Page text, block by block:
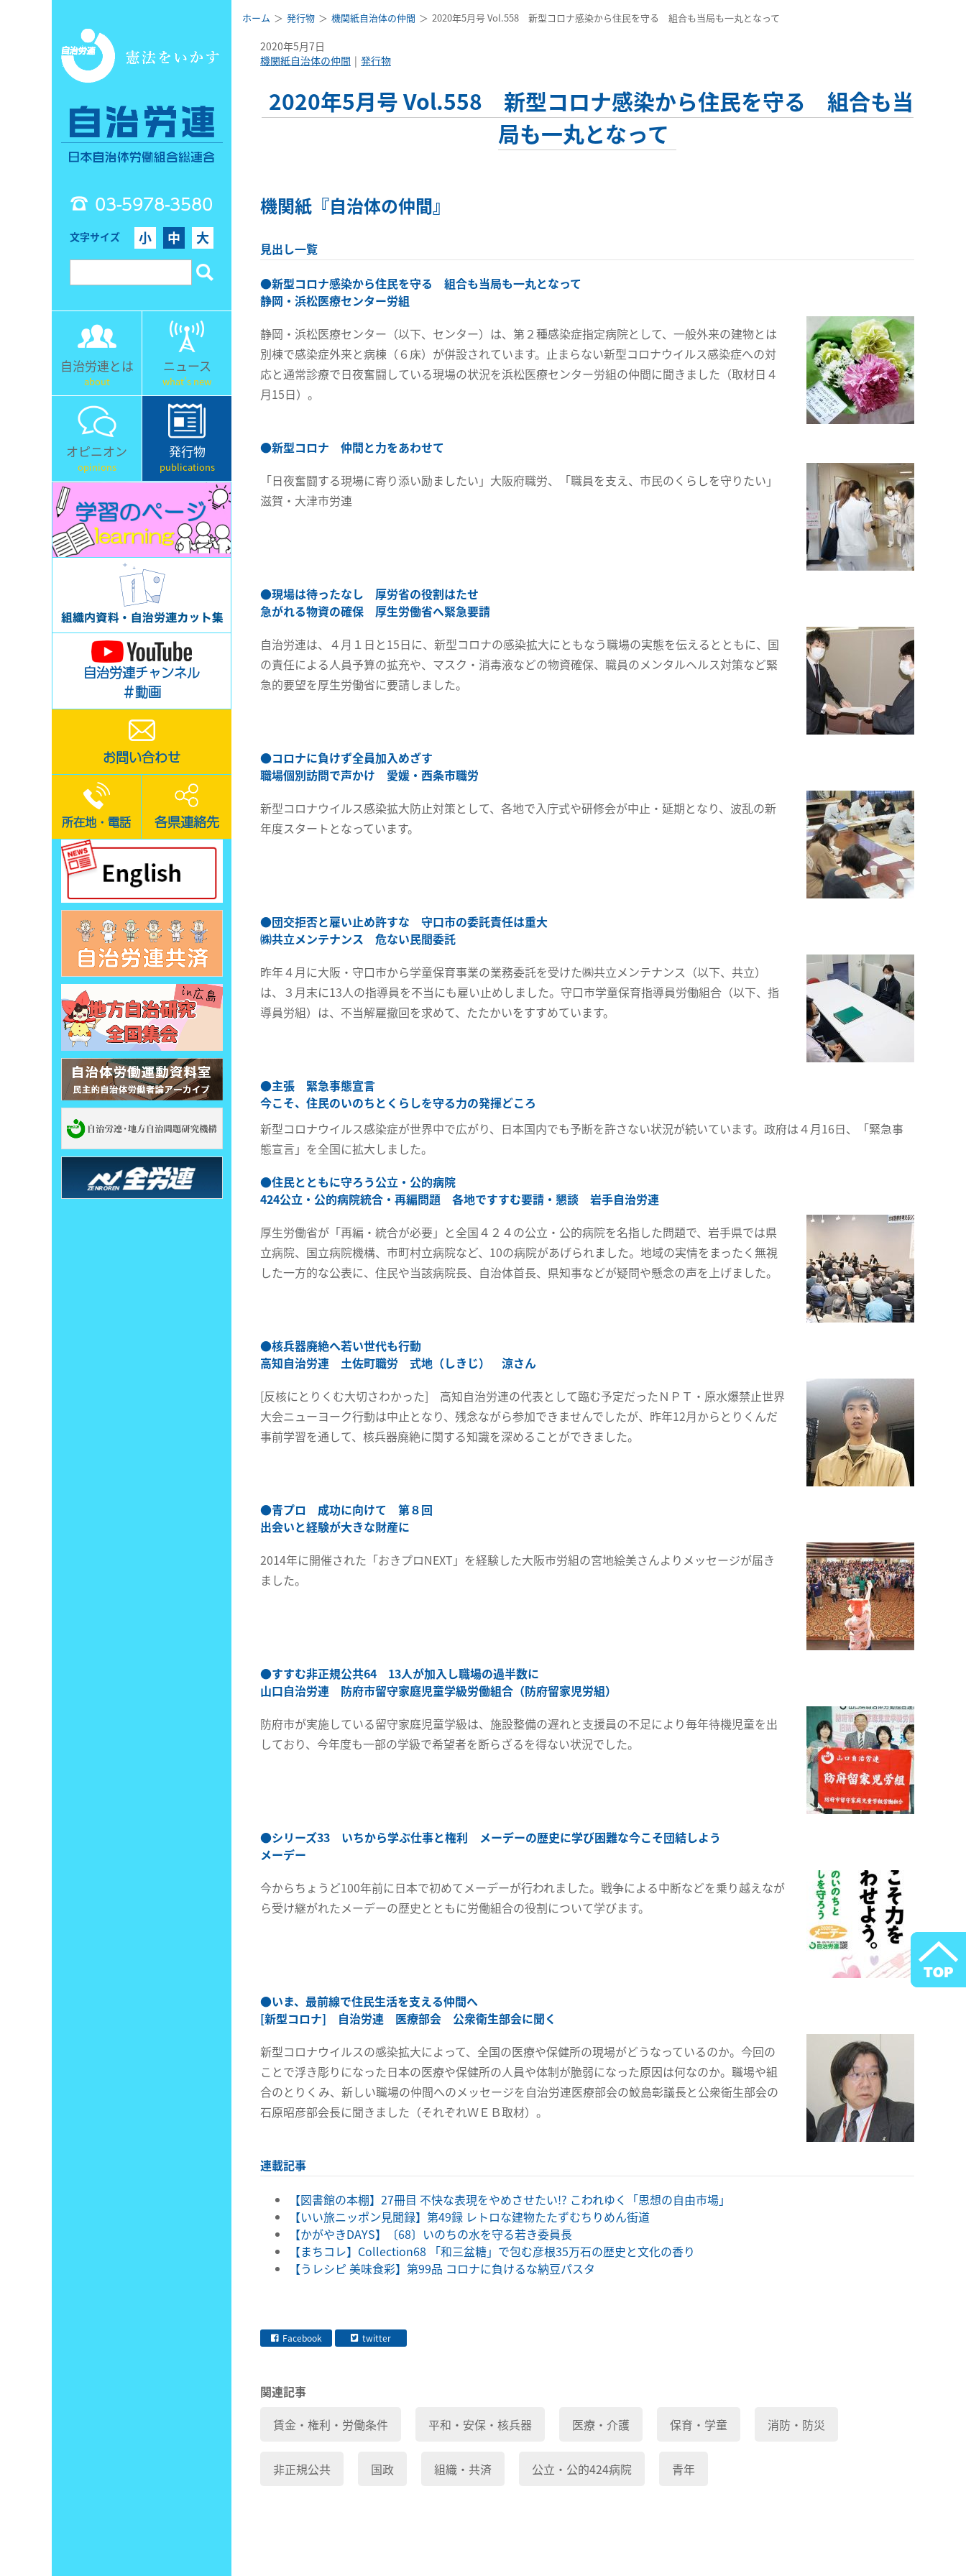
03-5978-3580
文字サイズ 小 中 大
自治労連とは
about
ニュース
what's new
オピニオン
opinions
発行物
publications
自治労連チャンネル
＃動画
お問い合わせ
所在地・電話 各県連絡先
ホーム 発行物 機関紙自治体の仲間 2020年5月号 Vol.558 新型コロナ感染から住民を守る 組合も当局も一丸となって
2020年5月7日
機関紙自治体の仲間
発行物
2020年5月号 Vol.558 新型コロナ感染から住民を守る 組合も当
局も一丸となって
機関紙『自治体の仲間』
見出し一覧
●新型コロナ感染から住民を守る 組合も当局も一丸となって
静岡・浜松医療センター労組
静岡・浜松医療センター（以下、センター）は、第２種感染症指定病院として、一般外来の建物とは
別棟で感染症外来と病棟（６床）が併設されています。止まらない新型コロナウイルス感染症への対
応と通常診療で日夜奮闘している現場の状況を浜松医療センター労組の仲間に聞きました（取材日４
月15日）。
●新型コロナ 仲間と力をあわせて
「日夜奮闘する現場に寄り添い励ましたい」大阪府職労、「職員を支え、市民のくらしを守りたい」
滋賀・大津市労連
●現場は待ったなし 厚労省の役割はたせ
急がれる物資の確保 厚生労働省へ緊急要請
自治労連は、４月１日と15日に、新型コロナの感染拡大にともなう職場の実態を伝えるとともに、国
の責任による人員予算の拡充や、マスク・消毒液などの物資確保、職員のメンタルヘルス対策など緊
急的要望を厚生労働省に要請しました。
●コロナに負けず全員加入めざす
職場個別訪問で声かけ 愛媛・西条市職労
新型コロナウイルス感染拡大防止対策として、各地で入庁式や研修会が中止・延期となり、波乱の新
年度スタートとなっています。
●団交拒否と雇い止め許すな 守口市の委託責任は重大
㈱共立メンテナンス 危ない民間委託
昨年４月に大阪・守口市から学童保育事業の業務委託を受けた㈱共立メンテナンス（以下、共立）
は、３月末に13人の指導員を不当にも雇い止めしました。守口市学童保育指導員労働組合（以下、指
導員労組）は、不当解雇撤回を求めて、たたかいをすすめています。
●主張 緊急事態宣言
今こそ、住民のいのちとくらしを守る力の発揮どころ
新型コロナウイルス感染症が世界中で広がり、日本国内でも予断を許さない状況が続いています。政府は４月16日、「緊急事
態宣言」を全国に拡大しました。
●住民とともに守ろう公立・公的病院
424公立・公的病院統合・再編問題 各地ですすむ要請・懇談 岩手自治労連
厚生労働省が「再編・統合が必要」と全国４２４の公立・公的病院を名指した問題で、岩手県では県
立病院、国立病院機構、市町村立病院など、10の病院があげられました。地域の実情をまったく無視
した一方的な公表に、住民や当該病院長、自治体首長、県知事などが疑問や懸念の声を上げました。
●核兵器廃絶へ若い世代も行動
高知自治労連 土佐町職労 式地（しきじ） 涼さん
[反核にとりくむ大切さわかった] 高知自治労連の代表として臨む予定だったＮＰＴ・原水爆禁止世界
大会ニューヨーク行動は中止となり、残念ながら参加できませんでしたが、昨年12月からとりくんだ
事前学習を通して、核兵器廃絶に関する知識を深めることができました。
●青プロ 成功に向けて 第８回
出会いと経験が大きな財産に
2014年に開催された「おきプロNEXT」を経験した大阪市労組の宮地絵美さんよりメッセージが届き
ました。
●すすむ非正規公共64 13人が加入し職場の過半数に
山口自治労連 防府市留守家庭児童学級労働組合（防府留家児労組）
防府市が実施している留守家庭児童学級は、施設整備の遅れと支援員の不足により毎年待機児童を出
しており、今年度も一部の学級で希望者を断らざるを得ない状況でした。
●シリーズ33 いちから学ぶ仕事と権利 メーデーの歴史に学び困難な今こそ団結しよう
メーデー
今からちょうど100年前に日本で初めてメーデーが行われました。戦争による中断などを乗り越えなが
ら受け継がれたメーデーの歴史とともに労働組合の役割について学びます。
●いま、最前線で住民生活を支える仲間へ
[新型コロナ] 自治労連 医療部会 公衆衛生部会に聞く
新型コロナウイルスの感染拡大によって、全国の医療や保健所の現場がどうなっているのか。今回の
ことで浮き彫りになった日本の医療や保健所の人員や体制が脆弱になった原因は何なのか。職場や組
合のとりくみ、新しい職場の仲間へのメッセージを自治労連医療部会の鮫島彰議長と公衆衛生部会の
石原昭彦部会長に聞きました（それぞれＷＥＢ取材）。
連載記事
【図書館の本棚】27冊目 不快な表現をやめさせたい!? こわれゆく「思想の自由市場」
【いい旅ニッポン見聞録】第49録 レトロな建物たたずむちりめん街道
【かがやきDAYS】〔68〕いのちの水を守る若き委員長
【まちコレ】Collection68 「和三盆糖」で包む彦根35万石の歴史と文化の香り
【うレシピ 美味食彩】第99品 コロナに負けるな納豆パスタ
Facebook twitter
関連記事
賃金・権利・労働条件
平和・安保・核兵器 医療・介護 保育・学童 消防・防災
非正規公共 国政 組織・共済 公立・公的424病院 青年